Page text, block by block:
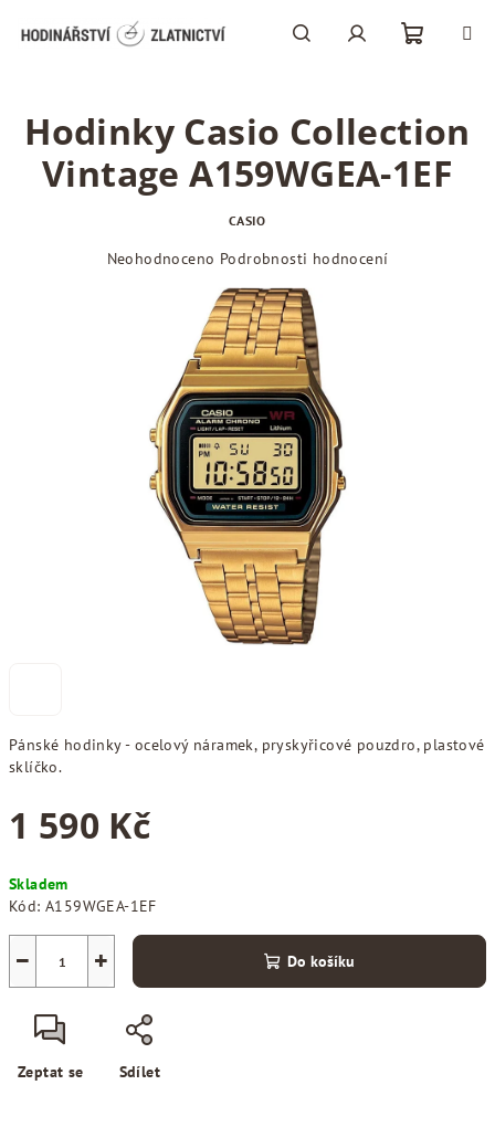
košík
Pánské hodinky - ocelový náramek, pryskyřicové pouzdro, plastové
sklíčko.
1 590 Kč
cena:
Skladem
Kód: A159WGEA-1EF
+
− Do košíku
Zeptat se Sdílet
Hodinky Casio Collection
Vintage A159WGEA-1EF
CASIO
Průměrné
hvězdiček.
Neohodnoceno Podrobnosti hodnocení